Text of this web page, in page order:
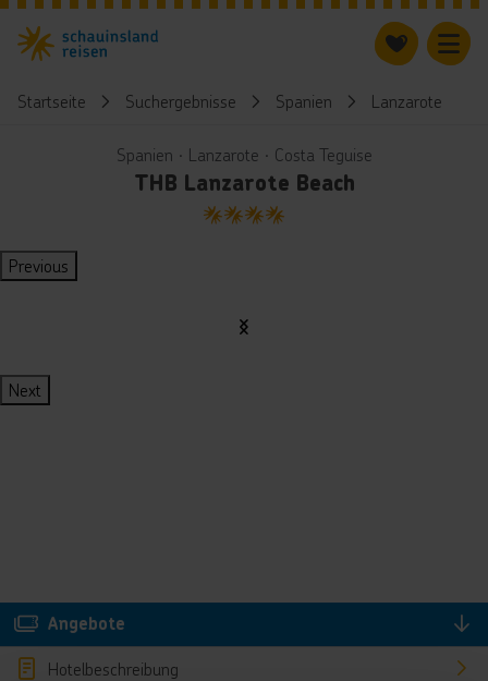
Startseite Suchergebnisse Spanien Lanzarote
Spanien ∙ Lanzarote ∙ Costa Teguise
THB Lanzarote Beach
4
Previous
Next
Angebote
Hotelbeschreibung